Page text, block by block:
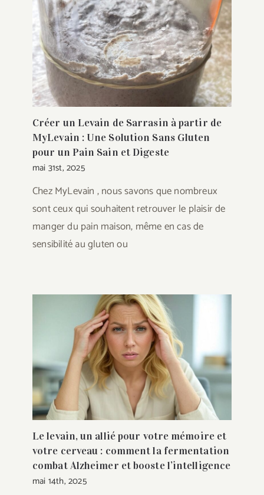
Créer un Levain de Sarrasin à partir de
MyLevain : Une Solution Sans Gluten
pour un Pain Sain et Digeste
mai 31st, 2025
Chez MyLevain , nous savons que nombreux
sont ceux qui souhaitent retrouver le plaisir de
manger du pain maison, même en cas de
sensibilité au gluten ou
Le levain, un allié pour votre mémoire et
votre cerveau : comment la fermentation
combat Alzheimer et booste l’intelligence
mai 14th, 2025